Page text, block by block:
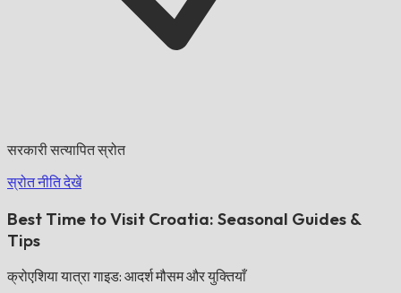
सरकारी सत्यापित स्रोत
स्रोत नीति देखें
Best Time to Visit Croatia: Seasonal Guides &
Tips
क्रोएशिया यात्रा गाइड: आदर्श मौसम और युक्तियाँ